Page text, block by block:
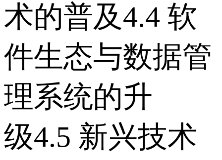
术的普及 4.4 软
件生态与数据管
理系统的升
级 4.5 新兴技术